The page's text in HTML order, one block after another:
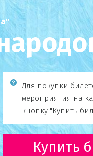
Для покупки
мероприятия на
кнопку "Купить
Купить